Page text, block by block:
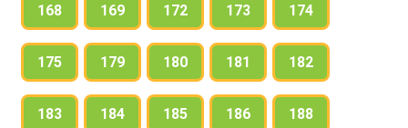
168 169 172 173 174
175 179 180 181 182
183 184 185 186 188